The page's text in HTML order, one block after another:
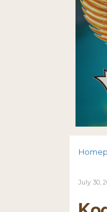
July 30,